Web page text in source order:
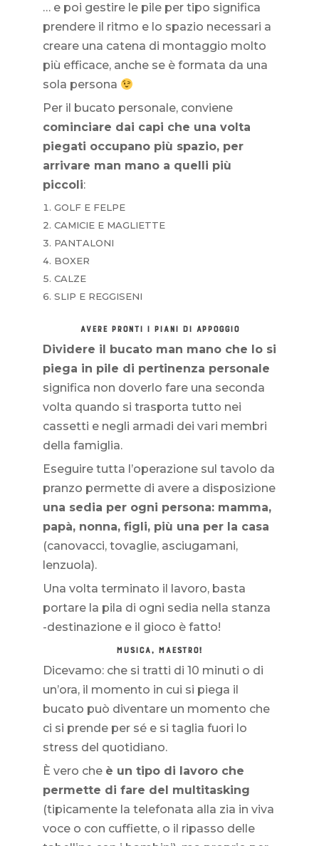
… e poi gestire le pile per tipo significa
prendere il ritmo e lo spazio necessari a
creare una catena di montaggio molto
più efficace, anche se è formata da una
sola persona
Per il bucato personale, conviene
cominciare dai capi che una volta
piegati occupano più spazio, per
arrivare man mano a quelli più
piccoli:
GOLF E FELPE
CAMICIE E MAGLIETTE
PANTALONI
BOXER
CALZE
SLIP E REGGISENI
AVERE PRONTI I PIANI DI APPOGGIO
Dividere il bucato man mano che lo si
piega in pile di pertinenza personale
significa non doverlo fare una seconda
volta quando si trasporta tutto nei
cassetti e negli armadi dei vari membri
della famiglia.
Eseguire tutta l’operazione sul tavolo da
pranzo permette di avere a disposizione
una sedia per ogni persona: mamma,
papà, nonna, figli, più una per la casa
(canovacci, tovaglie, asciugamani,
lenzuola).
Una volta terminato il lavoro, basta
portare la pila di ogni sedia nella stanza
-destinazione e il gioco è fatto!
MUSICA, MAESTRO!
Dicevamo: che si tratti di 10 minuti o di
un’ora, il momento in cui si piega il
bucato può diventare un momento che
ci si prende per sé e si taglia fuori lo
stress del quotidiano.
È vero che è un tipo di lavoro che
permette di fare del multitasking
(tipicamente la telefonata alla zia in viva
voce o con cuffiette, o il ripasso delle